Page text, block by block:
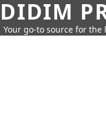
DIDIM
Your go-to source for